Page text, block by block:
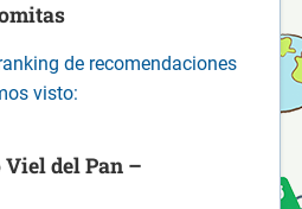
de recomendaciones
visto:
Viel del Pan –